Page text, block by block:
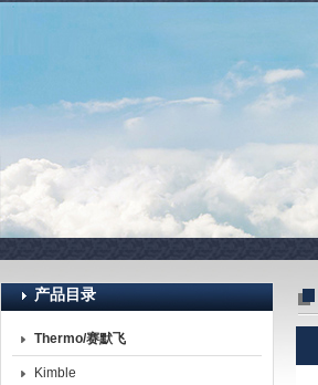
北京诺博莱德科技有限公司
产品目录
Thermo/赛默飞
Kimble